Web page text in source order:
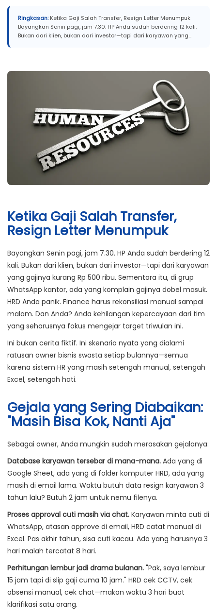
Ringkasan:Ketika Gaji Salah Transfer, Resign Letter Menumpuk
Bayangkan Senin pagi, jam 7.30. HP Anda sudah berdering 12 kali.
Bukan dari klien, bukan dari investor—tapi dari karyawan yang...
Ketika Gaji Salah Transfer,
Resign Letter Menumpuk
Bayangkan Senin pagi, jam 7.30. HP Anda sudah berdering 12
kali. Bukan dari klien, bukan dari investor—tapi dari karyawan
yang gajinya kurang Rp 500 ribu. Sementara itu, di grup
WhatsApp kantor, ada yang komplain gajinya dobel masuk.
HRD Anda panik. Finance harus rekonsiliasi manual sampai
malam. Dan Anda? Anda kehilangan kepercayaan dari tim
yang seharusnya fokus mengejar target triwulan ini.
Ini bukan cerita fiktif. Ini skenario nyata yang dialami
ratusan owner bisnis swasta setiap bulannya—semua
karena sistem HR yang masih setengah manual, setengah
Excel, setengah hati.
Gejala yang Sering Diabaikan:
"Masih Bisa Kok, Nanti Aja"
Sebagai owner, Anda mungkin sudah merasakan gejalanya:
Database karyawan tersebar di mana-mana. Ada yang di
Google Sheet, ada yang di folder komputer HRD, ada yang
masih di email lama. Waktu butuh data resign karyawan 3
tahun lalu? Butuh 2 jam untuk nemu filenya.
Proses approval cuti masih via chat. Karyawan minta cuti di
WhatsApp, atasan approve di email, HRD catat manual di
Excel. Pas akhir tahun, sisa cuti kacau. Ada yang harusnya 3
hari malah tercatat 8 hari.
Perhitungan lembur jadi drama bulanan. "Pak, saya lembur
15 jam tapi di slip gaji cuma 10 jam." HRD cek CCTV, cek
absensi manual, cek chat—makan waktu 3 hari buat
klarifikasi satu orang.